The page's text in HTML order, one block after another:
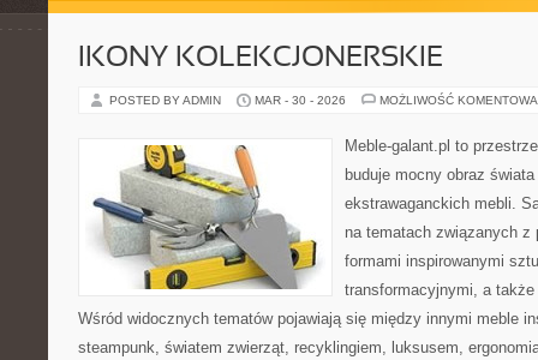
IKONY KOLEKCJONERSKIE
POSTED BY ADMIN MAR - 30 - 2026 MOŻLIWOŚĆ
Meble-galant.pl to
buduje mocny obraz
ekstrawaganckich mebli.
na tematach związanych z
formami inspirowanymi
transformacyjnymi, a
Wśród widocznych tematów pojawiają się między innymi meble
steampunk, światem zwierząt, recyklingiem, luksusem,